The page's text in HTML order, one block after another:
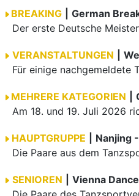
BREAKING
VERANSTALTUNGEN
MEHRERE KATEGORIEN
HAUPTGRUPPE
SENIOREN
Vienna